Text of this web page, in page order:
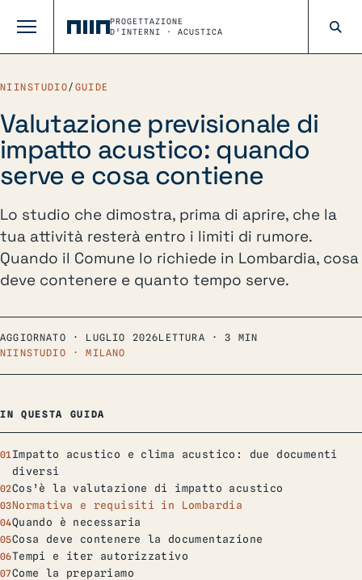
PROGETTAZIONE
D'INTERNI · ACUSTICA
NIINSTUDIO/ GUIDE
Valutazione previsionale di
impatto acustico: quando
serve e cosa contiene
Lo studio che dimostra, prima di aprire, che la
tua attività resterà entro i limiti di rumore.
Quando il Comune lo richiede in Lombardia, cosa
deve contenere e quanto tempo serve.
AGGIORNATO · LUGLIO 2026LETTURA · 3 MIN
NIINSTUDIO · MILANO
IN QUESTA GUIDA
Impatto acustico e clima acustico: due documenti
diversi
Cos’è la valutazione di impatto acustico
Normativa e requisiti in Lombardia
Quando è necessaria
Cosa deve contenere la documentazione
Tempi e iter autorizzativo
Come la prepariamo